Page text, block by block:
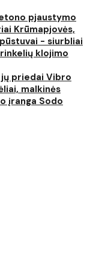
pjaustymo
Krūmapjovės,
- siurbliai
klojimo
priedai Vibro
malkinės
įranga Sodo